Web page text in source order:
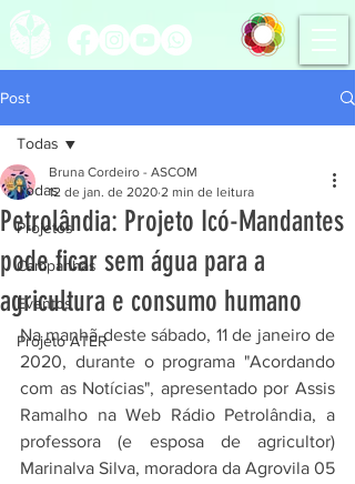
Post
Todas
Projetos
Campanhas
Eventos
Projeto ATER
Todas
Petrolândia: Projeto Icó-Mandantes
pode ficar sem água para a
agricultura e consumo humano
Bruna Cordeiro - ASCOM
12 de jan. de 2020 2 min de leitura
Na manhã deste sábado, 11 de janeiro de
2020, durante o programa "Acordando
com as Notícias", apresentado por Assis
Ramalho na Web Rádio Petrolândia, a
professora (e esposa de agricultor)
Marinalva Silva, moradora da Agrovila 05